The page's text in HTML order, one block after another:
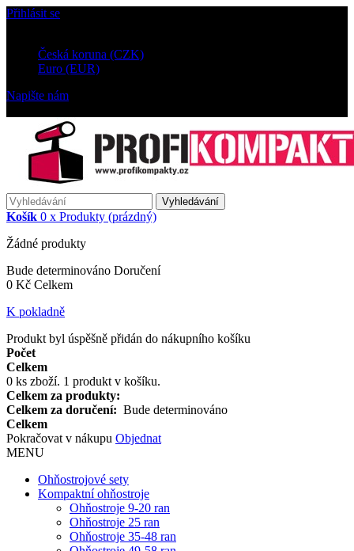
Přihlásit se
Česká koruna (CZK)
Euro (EUR)
Napište nám
Vyhledávání
Košík 0 x Produkty (prázdný)
Žádné produkty
Bude determinováno Doručení
0 Kč Celkem
K pokladně
Produkt byl úspěšně přidán do nákupního košíku
Počet
Celkem
0 ks zboží. 1 produkt v košíku.
Celkem za produkty:
Celkem za doručení: Bude determinováno
Celkem
Pokračovat v nákupu Objednat
MENU
Ohňostrojové sety
Kompaktní ohňostroje
Ohňostroje 9-20 ran
Ohňostroje 25 ran
Ohňostroje 35-48 ran